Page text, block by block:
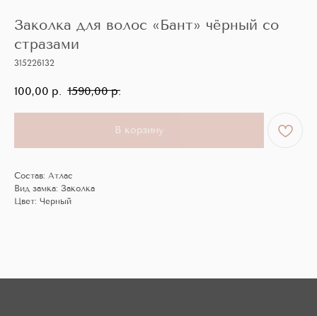
Заколка для волос «Бант» чёрный со
стразами
315226132
100,00 р. 1590,00 р.
В корзину
Состав: Атлас
Вид замка: Заколка
Цвет: Черный